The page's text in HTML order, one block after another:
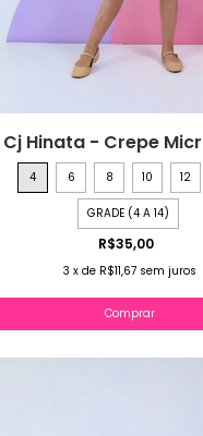
Cj Hinata - Crepe
4 6 8 10 12
GRADE (4 A 14)
R$35,00
3 xde R$11,67 sem juros
Comprar